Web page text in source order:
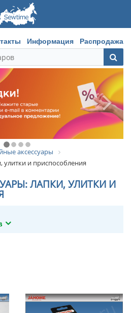
Информация Распродажа
аксессуары
улитки и приспособления
ЛАПКИ, УЛИТКИ И